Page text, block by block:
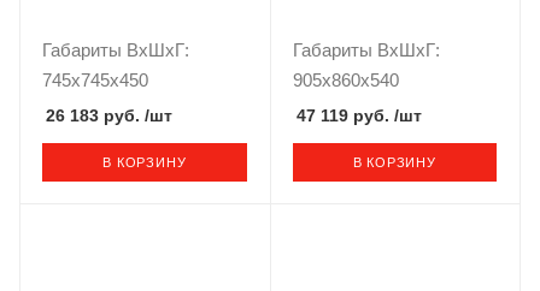
Габариты ВxШxГ:
745x745x450
26 183 руб. /шт
В КОРЗИНУ
Габариты ВxШxГ:
905x860x540
47 119 руб. /шт
В КОРЗИНУ